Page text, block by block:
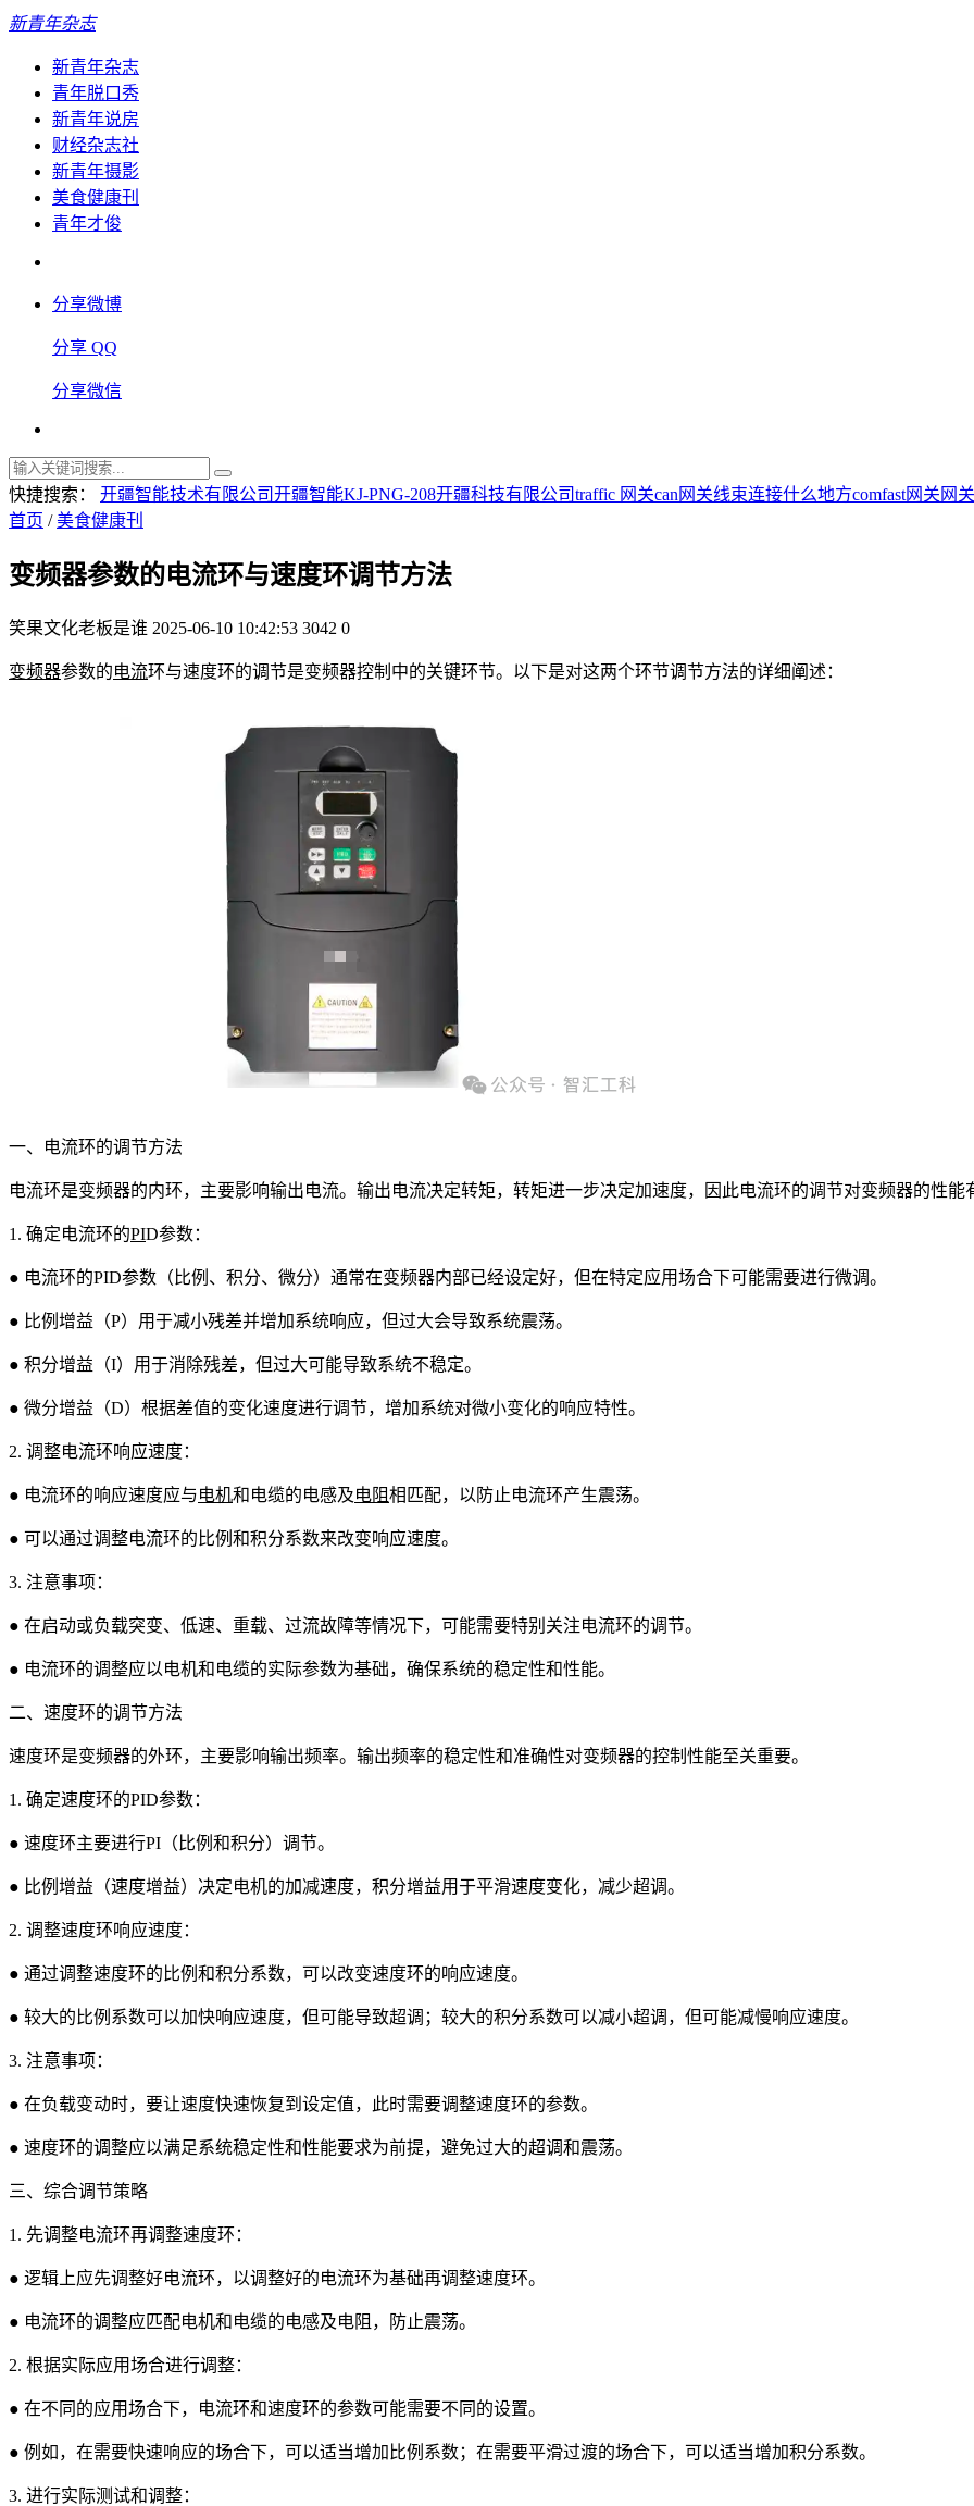
新青年杂志
新青年杂志
青年脱口秀
新青年说房
财经杂志社
新青年摄影
美食健康刊
青年才俊
分享微博
分享 QQ
分享微信
快捷搜索： 开疆智能技术有限公司开疆智能KJ-PNG-208开疆科技有限公司traffic 网关can网关线束连接什么地方comfast网关 网
首页 /美食健康刊
变频器参数的电流环与速度环调节方法
笑果文化老板是谁 2025-06-10 10:42:53 3042 0
变频器参数的电流环与速度环的调节是变频器控制中的关键环节。以下是对这两个环节调节方法的详细阐述：
一、电流环的调节方法
电流环是变频器的内环，主要影响输出电流。输出电流决定转矩，转矩进一步决定加速度，因此电流环的调节对变频器的性能
1. 确定电流环的PID参数：
● 电流环的PID参数（比例、积分、微分）通常在变频器内部已经设定好，但在特定应用场合下可能需要进行微调。
● 比例增益（P）用于减小残差并增加系统响应，但过大会导致系统震荡。
● 积分增益（I）用于消除残差，但过大可能导致系统不稳定。
● 微分增益（D）根据差值的变化速度进行调节，增加系统对微小变化的响应特性。
2. 调整电流环响应速度：
● 电流环的响应速度应与电机和电缆的电感及电阻相匹配，以防止电流环产生震荡。
● 可以通过调整电流环的比例和积分系数来改变响应速度。
3. 注意事项：
● 在启动或负载突变、低速、重载、过流故障等情况下，可能需要特别关注电流环的调节。
● 电流环的调整应以电机和电缆的实际参数为基础，确保系统的稳定性和性能。
二、速度环的调节方法
速度环是变频器的外环，主要影响输出频率。输出频率的稳定性和准确性对变频器的控制性能至关重要。
1. 确定速度环的PID参数：
● 速度环主要进行PI（比例和积分）调节。
● 比例增益（速度增益）决定电机的加减速度，积分增益用于平滑速度变化，减少超调。
2. 调整速度环响应速度：
● 通过调整速度环的比例和积分系数，可以改变速度环的响应速度。
● 较大的比例系数可以加快响应速度，但可能导致超调；较大的积分系数可以减小超调，但可能减慢响应速度。
3. 注意事项：
● 在负载变动时，要让速度快速恢复到设定值，此时需要调整速度环的参数。
● 速度环的调整应以满足系统稳定性和性能要求为前提，避免过大的超调和震荡。
三、综合调节策略
1. 先调整电流环再调整速度环：
● 逻辑上应先调整好电流环，以调整好的电流环为基础再调整速度环。
● 电流环的调整应匹配电机和电缆的电感及电阻，防止震荡。
2. 根据实际应用场合进行调整：
● 在不同的应用场合下，电流环和速度环的参数可能需要不同的设置。
● 例如，在需要快速响应的场合下，可以适当增加比例系数；在需要平滑过渡的场合下，可以适当增加积分系数。
3. 进行实际测试和调整：